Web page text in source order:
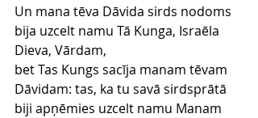
Un mana tēva Dāvida sirds nodoms
bija uzcelt namu Tā Kunga, Israēla
Dieva, Vārdam,
bet Tas Kungs sacīja manam tēvam
Dāvidam: tas, ka tu savā sirdsprātā
biji apņēmies uzcelt namu Manam